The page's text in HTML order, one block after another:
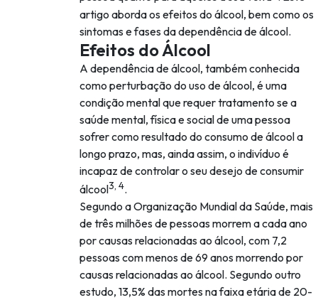
artigo aborda os efeitos do álcool, bem como os
sintomas e fases da dependência de álcool.
Efeitos do Álcool
A dependência de álcool, também conhecida
como perturbação do uso de álcool, é uma
condição mental que requer tratamento se a
saúde mental, física e social de uma pessoa
sofrer como resultado do consumo de álcool a
longo prazo, mas, ainda assim, o indivíduo é
incapaz de controlar o seu desejo de consumir
álcool3, 4.
Segundo a Organização Mundial da Saúde, mais
de três milhões de pessoas morrem a cada ano
por causas relacionadas ao álcool, com 7,2
pessoas com menos de 69 anos morrendo por
causas relacionadas ao álcool. Segundo outro
estudo, 13,5% das mortes na faixa etária de 20-